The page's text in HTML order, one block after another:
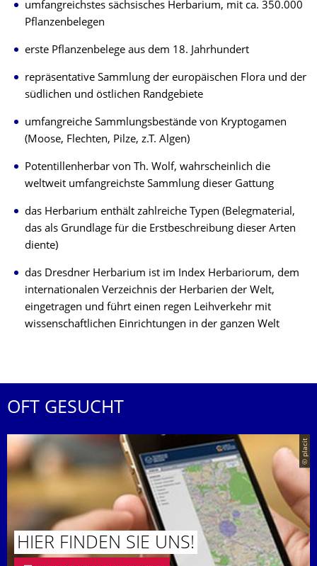
umfangreichstes sächsisches Herbarium, mit ca. 350.000
Pflanzenbelegen
erste Pflanzenbelege aus dem 18. Jahrhundert
repräsentative Sammlung der europäischen Flora und der
südlichen und östlichen Randgebiete
umfangreiche Sammlungsbestände von Kryptogamen
(Moose, Flechten, Pilze, z.T. Algen)
Potentillenherbar von Th. Wolf, wahrscheinlich die
weltweit umfangreichste Sammlung dieser Gattung
das Herbarium enthält zahlreiche Typen (Belegmaterial,
das als Grundlage für die Erstbeschreibung dieser Arten
diente)
das Dresdner Herbarium ist im Index Herbariorum, dem
internationalen Verzeichnis der Herbarien der Welt,
eingetragen und führt einen regen Leihverkehr mit
wissenschaftlichen Einrichtungen in der ganzen Welt
OFT GESUCHT
© placit
HIER FINDEN SIE UNS!